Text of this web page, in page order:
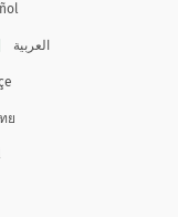
العربية
ย